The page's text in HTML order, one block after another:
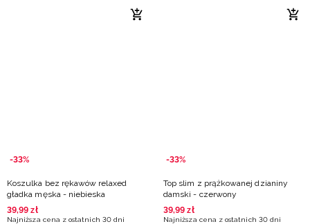
-33%
Koszulka bez rękawów relaxed
gładka męska - niebieska
39,99 zł
Najniższa cena z ostatnich 30 dni
-33%
Top slim z prążkowanej dzianiny
damski - czerwony
39,99 zł
Najniższa cena z ostatnich 30 dni